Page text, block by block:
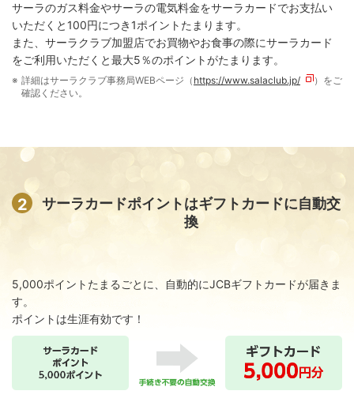
サーラのガス料金やサーラの電気料金をサーラカードでお支払い
いただくと100円につき1ポイントたまります。
また、サーラクラブ加盟店でお買物やお食事の際にサーラカード
をご利用いただくと最大5％のポイントがたまります。
詳細はサーラクラブ事務局WEBページ（ https://www.salaclub.jp/
）をご
確認ください。
2
サーラカードポイントはギフトカードに自動交
換
5,000ポイントたまるごとに、自動的にJCBギフトカードが届きま
す。
ポイントは生涯有効です！